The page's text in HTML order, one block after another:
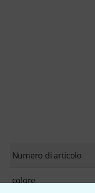
Numero di articolo
colore